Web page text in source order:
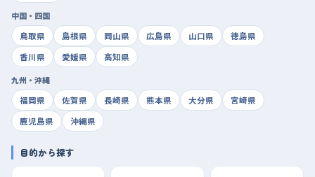
中国・四国
鳥取県
島根県 岡山県 広島県 山口県
徳島県
香川県
愛媛県 高知県
九州・沖縄
福岡県
佐賀県 長崎県 熊本県 大分県
宮崎県
鹿児島県
沖縄県
目的から探す